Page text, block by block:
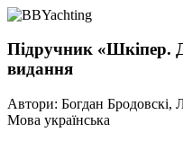
Підручник «Шкіпер.
видання
Автори: Богдан Бродовскі,
Мова українська